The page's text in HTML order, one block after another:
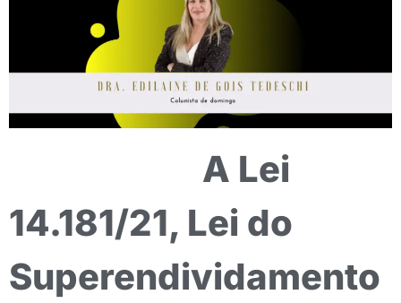
A Lei
14.181/21, Lei do
Superendividamento